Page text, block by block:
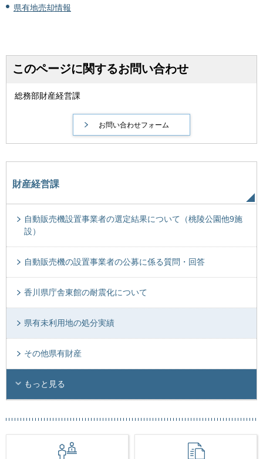
県有地売却情報
このページに関するお問い合わせ
総務部財産経営課
財産経営課
自動販売機設置事業者の選定結果について（桃陵公園他9施
設）
自動販売機の設置事業者の公募に係る質問・回答
香川県庁舎東館の耐震化について
県有未利用地の処分実績
その他県有財産
もっと見る